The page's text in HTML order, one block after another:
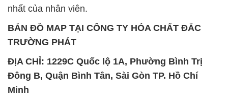
nhất của nhân viên.
BẢN ĐỒ MAP TẠI CÔNG TY HÓA CHẤT ĐẮC
TRƯỜNG PHÁT
ĐỊA CHỈ: 1229C Quốc lộ 1A, Phường Bình Trị
Đông B, Quận Bình Tân, Sài Gòn TP. Hồ Chí
Minh